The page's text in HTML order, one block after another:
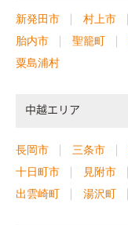
新発田市 村上市
胎内市
聖籠町
粟島浦村
中越エリア
長岡市 三条市
十日町市
見附市
出雲崎町
湯沢町